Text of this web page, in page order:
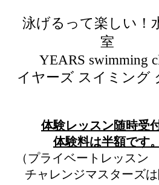
泳げるって楽しい！
室
​YEARS swimming
イヤーズ スイミング
体験レッスン随時受
​体験料は半額です。
（プライベートレッスン
チャレンジマスターズは